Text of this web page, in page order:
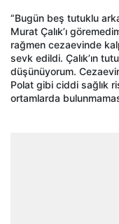
“Bugün beş tutuklu
Murat Çalık’ı
rağmen cezaevinde
sevk edildi. Çalık’ın
düşünüyorum.
Polat gibi ciddi sağlık
ortamlarda